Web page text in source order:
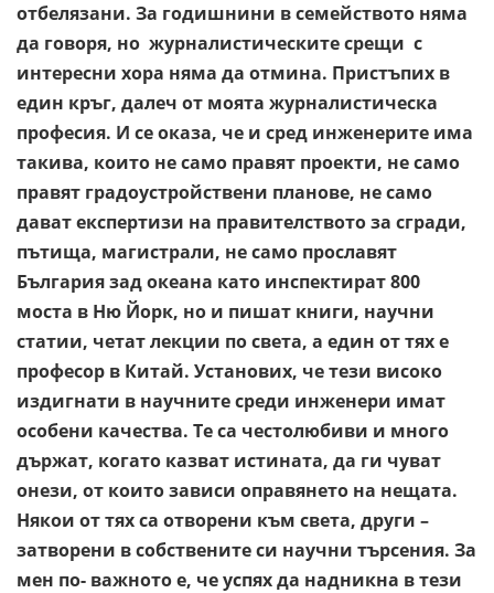
отбелязани. За годишнини в семейството няма
да говоря, но журналистическите срещи с
интересни хора няма да отмина. Пристъпих в
един кръг, далеч от моята журналистическа
професия. И се оказа, че и сред инженерите има
такива, които не само правят проекти, не само
правят градоустройствени планове, не само
дават експертизи на правителството за сгради,
пътища, магистрали, не само прославят
България зад океана като инспектират 800
моста в Ню Йорк, но и пишат книги, научни
статии, четат лекции по света, а един от тях е
професор в Китай. Установих, че тези високо
издигнати в научните среди инженери имат
особени качества. Те са честолюбиви и много
държат, когато казват истината, да ги чуват
онези, от които зависи оправянето на нещата.
Някои от тях са отворени към света, други –
затворени в собствените си научни търсения. За
мен по- важното е, че успях да надникна в тези